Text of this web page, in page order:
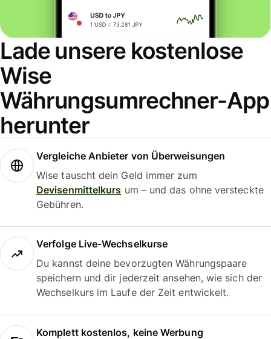
Lade unsere kostenlose
Wise
Währungsumrechner-App
herunter
Vergleiche Anbieter von Überweisungen
Wise tauscht dein Geld immer zum
Devisenmittelkurs um – und das ohne versteckte
Gebühren.
Verfolge Live-Wechselkurse
Du kannst deine bevorzugten Währungspaare
speichern und dir jederzeit ansehen, wie sich der
Wechselkurs im Laufe der Zeit entwickelt.
Komplett kostenlos, keine Werbung